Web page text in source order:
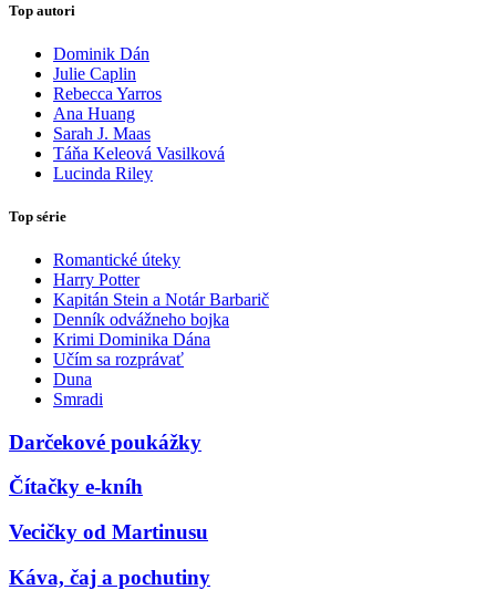
Top autori
Dominik Dán
Julie Caplin
Rebecca Yarros
Ana Huang
Sarah J. Maas
Táňa Keleová Vasilková
Lucinda Riley
Top série
Romantické úteky
Harry Potter
Kapitán Stein a Notár Barbarič
Denník odvážneho bojka
Krimi Dominika Dána
Učím sa rozprávať
Duna
Smradi
Darčekové poukážky
Čítačky e-kníh
Vecičky od Martinusu
Káva, čaj a pochutiny